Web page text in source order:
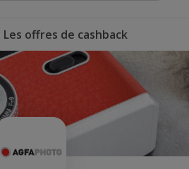
offres de cashback